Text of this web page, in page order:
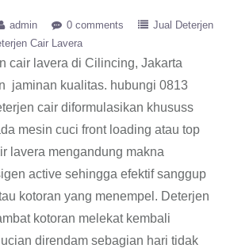
admin 0 comments
Jual Deterjen
Cair Lavera
cair lavera di Cilincing, Jakarta
jaminan kualitas. hubungi 0813
cair diformulasikan khususs
mesin cuci front loading atau top
lavera mengandung makna
active sehingga efektif sanggup
kotoran yang menempel. Deterjen
kotoran melekat kembali
direndam sebagian hari tidak